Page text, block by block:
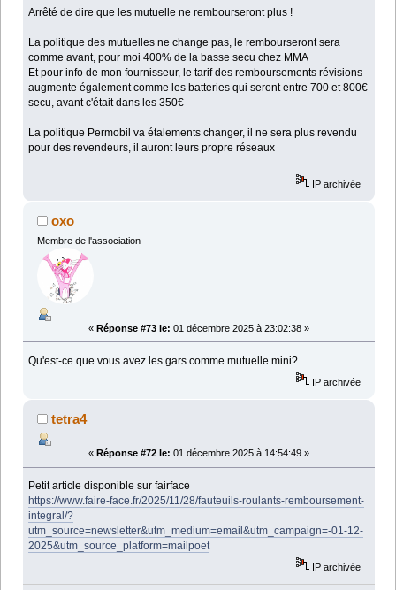
Arrêté de dire que les mutuelle ne rembourseront plus !
La politique des mutuelles ne change pas, le rembourseront sera
comme avant, pour moi 400% de la basse secu chez MMA
Et pour info de mon fournisseur, le tarif des remboursements révisions
augmente également comme les batteries qui seront entre 700 et 800€
secu, avant c'était dans les 350€
La politique Permobil va étalements changer, il ne sera plus revendu
pour des revendeurs, il auront leurs propre réseaux
IP archivée
oxo
Membre de l'association
« Réponse #73 le: 01 décembre 2025 à 23:02:38 »
Qu'est-ce que vous avez les gars comme mutuelle mini?
IP archivée
tetra4
« Réponse #72 le: 01 décembre 2025 à 14:54:49 »
Petit article disponible sur fairface
https://www.faire-face.fr/2025/11/28/fauteuils-roulants-remboursement-
integral/?
utm_source=newsletter&utm_medium=email&utm_campaign=-01-12-
2025&utm_source_platform=mailpoet
IP archivée